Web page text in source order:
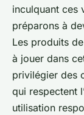
inculquant ces
préparons à
Les produits
à jouer dans
privilégier des
qui respectent
utilisation